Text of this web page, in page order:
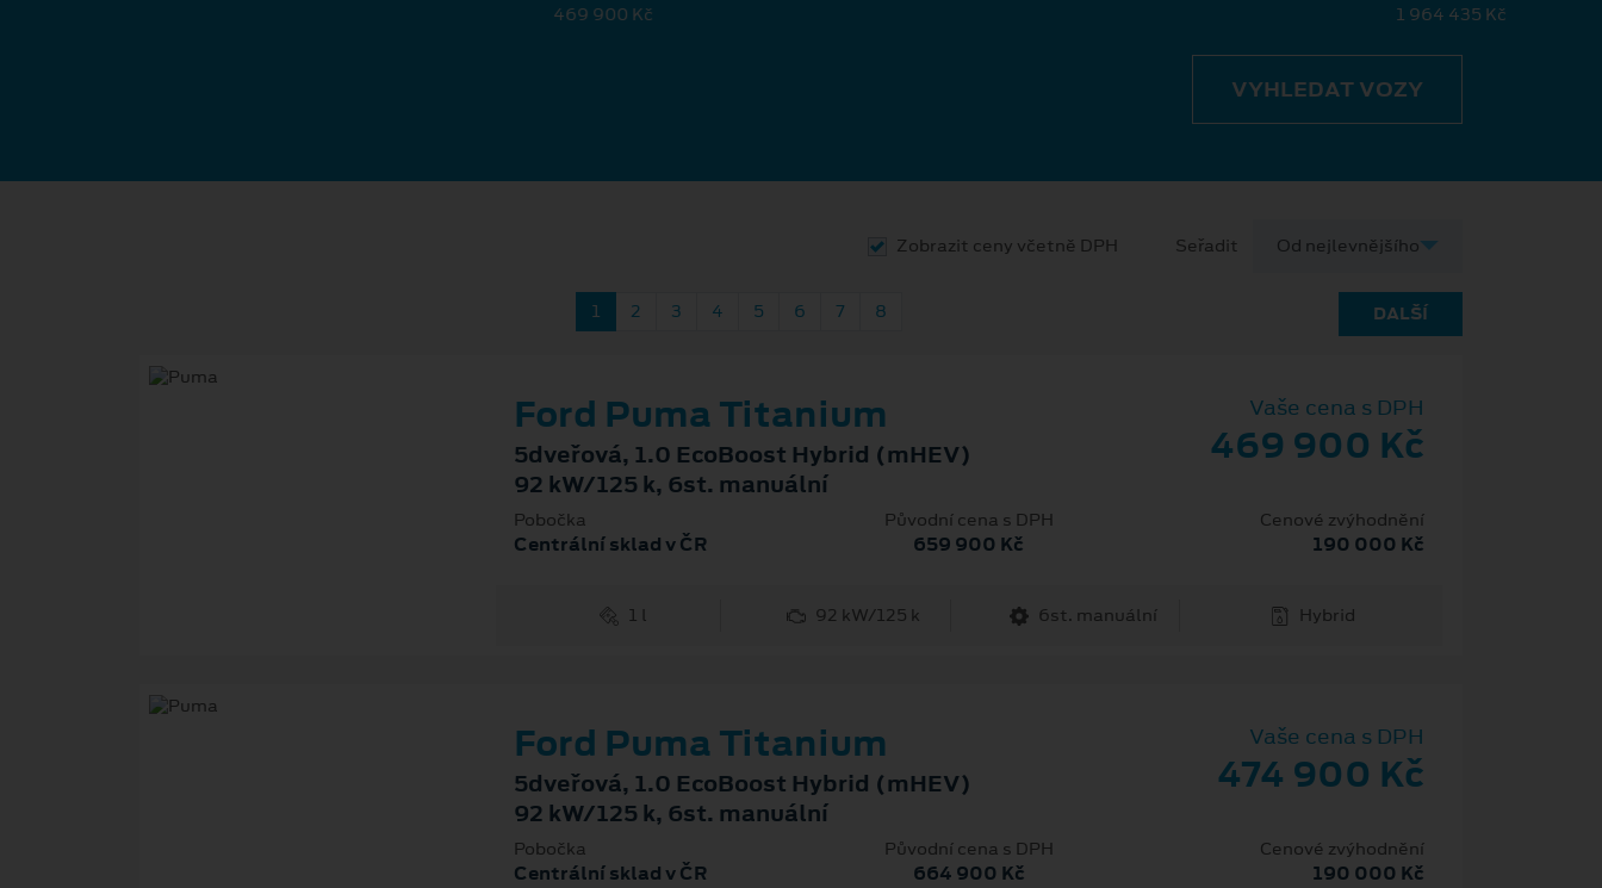
469 900 Kč 1 964 435 Kč
VYHLEDAT VOZY
Zobrazit ceny včetně DPH Seřadit
1 2 3 4 5 6 7 8 DALŠÍ
Ford Puma Titanium
5dveřová, 1.0 EcoBoost Hybrid (mHEV)
92 kW/125 k, 6st. manuální
Vaše cena s DPH
469 900 Kč
Pobočka
Centrální sklad v ČR
Původní cena s DPH
659 900 Kč
Cenové zvýhodnění
190 000 Kč
1 l 92 kW/125 k 6st. manuální Hybrid
Ford Puma Titanium
5dveřová, 1.0 EcoBoost Hybrid (mHEV)
92 kW/125 k, 6st. manuální
Vaše cena s DPH
474 900 Kč
Pobočka
Centrální sklad v ČR
Původní cena s DPH
664 900 Kč
Cenové zvýhodnění
190 000 Kč